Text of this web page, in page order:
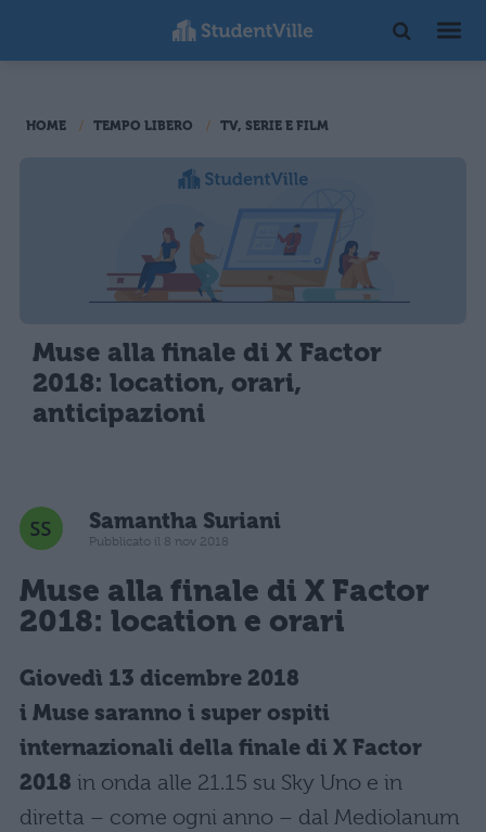
HOME TEMPO LIBERO TV, SERIE E FILM
Muse alla finale di X Factor
2018: location, orari,
anticipazioni
Samantha Suriani
Pubblicato il 8 nov 2018
Muse alla finale di X Factor
2018: location e orari
Giovedì 13 dicembre 2018
i Muse saranno i super ospiti
internazionali della finale di X Factor
2018 in onda alle 21.15 su Sky Uno e in
diretta – come ogni anno – dal Mediolanum